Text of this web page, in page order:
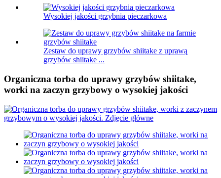
Wysokiej jakości grzybnia pieczarkowa
Zestaw do uprawy grzybów shiitake z uprawą
grzybów shiitake ...
Organiczna torba do uprawy grzybów shiitake,
worki na zaczyn grzybowy o wysokiej jakości